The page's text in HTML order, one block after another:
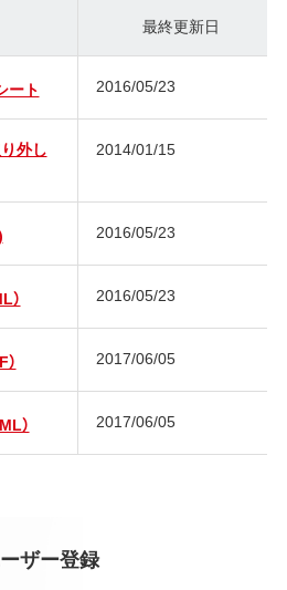
最終更新日
ート 2016/05/23
外し
2014/01/15
2016/05/23
） 2016/05/23
2017/06/05
） 2017/06/05
ザー登録